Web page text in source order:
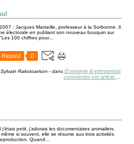
: Jacques Marseille, professeur à la Sorbonne. Il
électorale en publiant son nouveau bouquin sur
100 chiffres pour...
Repost 0
Rakotoarison - dans Économie & entreprises
commenter cet article
petit, j’adorais les documentaires animaliers.
si souvent, elle se résume aux trois activités
Quand...